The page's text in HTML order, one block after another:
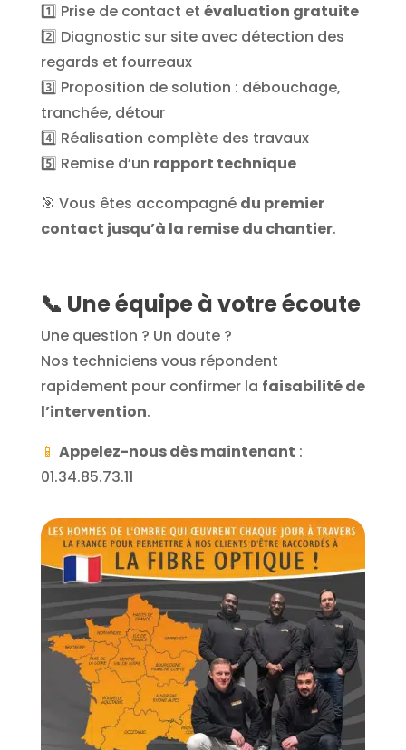
1️⃣ Prise de contact et évaluation gratuite
2️⃣ Diagnostic sur site avec détection des
regards et fourreaux
3️⃣ Proposition de solution : débouchage,
tranchée, détour
4️⃣ Réalisation complète des travaux
5️⃣ Remise d’un rapport technique
🎯 Vous êtes accompagné du premier
contact jusqu’à la remise du chantier.
📞 Une équipe à votre écoute
Une question ? Un doute ?
Nos techniciens vous répondent
rapidement pour confirmer la faisabilité de
l’intervention.
📱 Appelez-nous dès maintenant :
01.34.85.73.11